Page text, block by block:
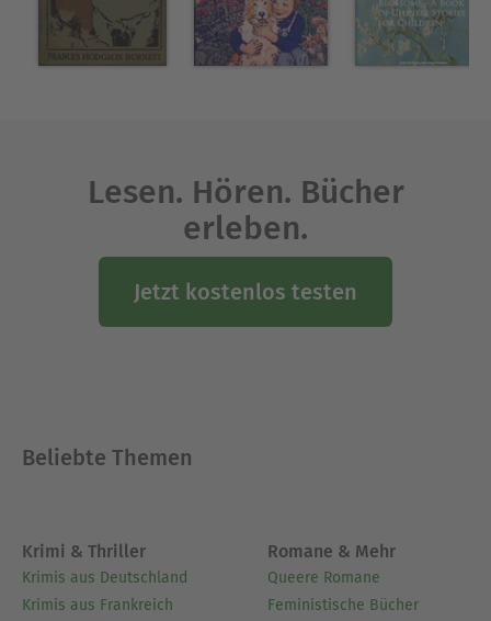
Lesen. Hören. Bücher
erleben.
Jetzt kostenlos testen
Beliebte Themen
Krimi & Thriller
Krimis aus Deutschland
Krimis aus Frankreich
Romane & Mehr
Queere Romane
Feministische Bücher